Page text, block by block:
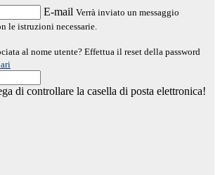
E-mail Verrà inviato un messaggio
le istruzioni necessarie.
al nome utente? Effettua il reset della password
di controllare la casella di posta elettronica!